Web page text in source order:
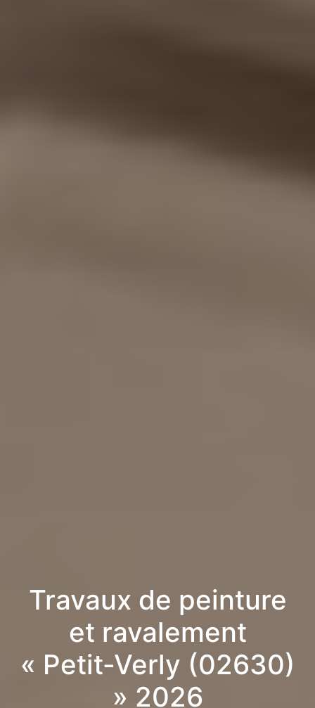
Travaux de peinture
et ravalement
« Petit-Verly (02630)
» 2026